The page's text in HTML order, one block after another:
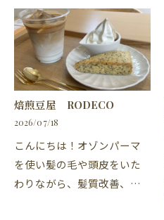
る常滑市の美容院、美容
室・カナリア常滑店の柴山
です。毎日暑い日が続い…
焙煎豆屋 RODECO
2026/07/18
こんにちは！オゾンパーマ
を使い髪の毛や頭皮をいた
わりながら、髪質改善、髪